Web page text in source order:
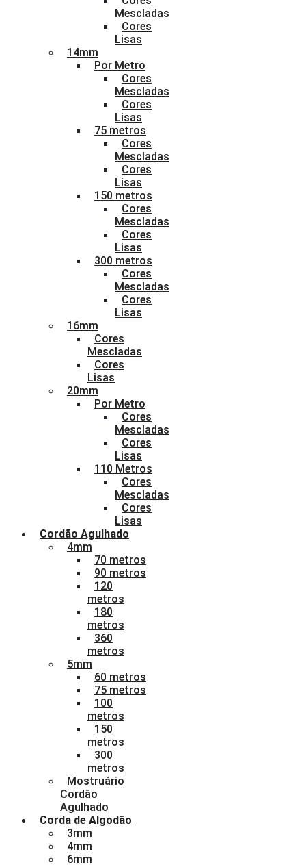
Mescladas
Cores
Lisas
14mm
Por Metro
Cores
Mescladas
Cores
Lisas
75 metros
Cores
Mescladas
Cores
Lisas
150 metros
Cores
Mescladas
Cores
Lisas
300 metros
Cores
Mescladas
Cores
Lisas
16mm
Cores
Mescladas
Cores
Lisas
20mm
Por Metro
Cores
Mescladas
Cores
Lisas
110 Metros
Cores
Mescladas
Cores
Lisas
Cordão Agulhado
4mm
70 metros
90 metros
120
metros
180
metros
360
metros
5mm
60 metros
75 metros
100
metros
150
metros
300
metros
Mostruário
Cordão
Agulhado
Corda de Algodão
3mm
4mm
6mm